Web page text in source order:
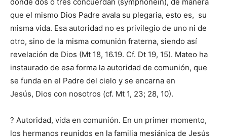
donde dos o tres concuerdan (symphônein), de manera
que el mismo Dios Padre avala su plegaria, esto es, su
misma vida. Esa autoridad no es privilegio de uno ni de
otro, sino de la misma comunión fraterna, siendo así
revelación de Dios (Mt 18, 16.19. Cf. Dt 19, 15). Mateo ha
instaurado de esa forma la autoridad de comunión, que
se funda en el Padre del cielo y se encarna en
Jesús, Dios con nosotros (cf. Mt 1, 23; 28, 10).
? Autoridad, vida en comunión. En un primer momento,
los hermanos reunidos en la familia mesiánica de Jesús